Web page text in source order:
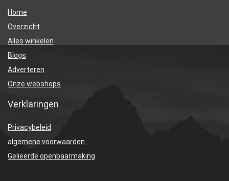
Home
Overzicht
Alles winkelen
Blogs
Adverteren
Onze webshops
Verklaringen
Privacybeleid
algemene voorwaarden
Gelieerde openbaarmaking